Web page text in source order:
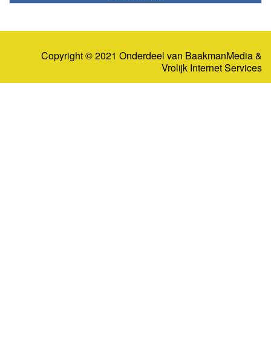
Copyright © 2021 Onderdeel van BaakmanMedia&
Vrolijk Internet Services